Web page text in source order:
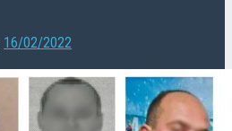
16/02/2022